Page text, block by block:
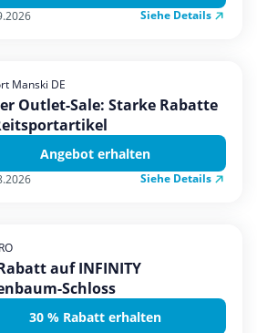
Siehe Details
Manski DE
Outlet-Sale: Starke Rabatte
Angebot erhalten
Siehe Details
auf INFINITY
Schloss
30 % Rabatt erhalten